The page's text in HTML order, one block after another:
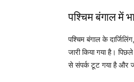
पश्चिम बंगाल में
पश्चिम बंगाल के
जारी किया गया है।
से संपर्क टूट गया है और